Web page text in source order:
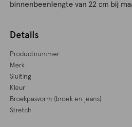
binnenbeenlengte van 22 cm bij
Details
Productnummer
Merk
Sluiting
Kleur
Broekpasvorm (broek en jeans)
Stretch